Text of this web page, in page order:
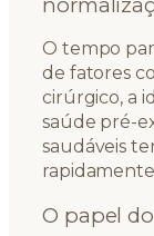
O tempo
de fatores
cirúrgico, a
saúde pré-
saudáveis
O papel